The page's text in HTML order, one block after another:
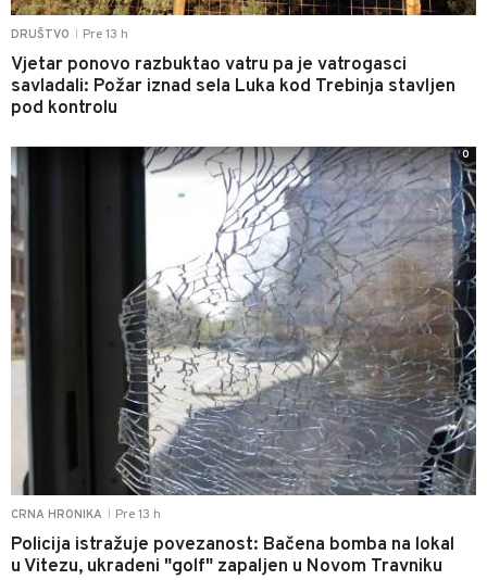
DRUŠTVO Pre 13 h
Vjetar ponovo razbuktao vatru pa je vatrogasci
savladali: Požar iznad sela Luka kod Trebinja stavljen
pod kontrolu
CRNA HRONIKA Pre 13 h
Policija istražuje povezanost: Bačena bomba na lokal
u Vitezu, ukradeni "golf" zapaljen u Novom Travniku
0